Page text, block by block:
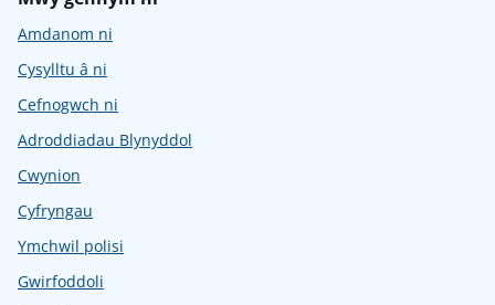
Amdanom ni
Cysylltu â ni
Cefnogwch ni
Adroddiadau Blynyddol
Cwynion
Cyfryngau
Ymchwil polisi
Gwirfoddoli